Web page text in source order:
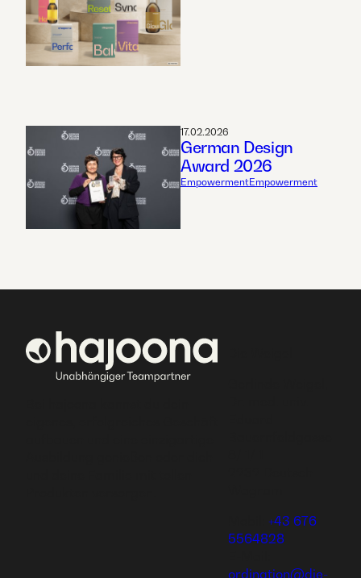
17.02.2026
German Design
Award 2026
EmpowermentEmpowerment
+43 676
5564828
ordination@die-